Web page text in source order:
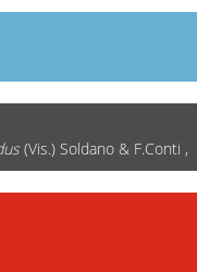
(Vis.) Soldano & F.Conti ,